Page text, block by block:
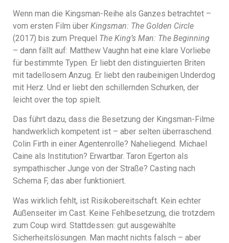
Wenn man die Kingsman-Reihe als Ganzes betrachtet –
vom ersten Film über Kingsman: The Golden Circle
(2017) bis zum Prequel The King’s Man: The Beginning
– dann fällt auf: Matthew Vaughn hat eine klare Vorliebe
für bestimmte Typen. Er liebt den distinguierten Briten
mit tadellosem Anzug. Er liebt den raubeinigen Underdog
mit Herz. Und er liebt den schillernden Schurken, der
leicht over the top spielt.
Das führt dazu, dass die Besetzung der Kingsman-Filme
handwerklich kompetent ist – aber selten überraschend.
Colin Firth in einer Agentenrolle? Naheliegend. Michael
Caine als Institution? Erwartbar. Taron Egerton als
sympathischer Junge von der Straße? Casting nach
Schema F, das aber funktioniert.
Was wirklich fehlt, ist Risikobereitschaft. Kein echter
Außenseiter im Cast. Keine Fehlbesetzung, die trotzdem
zum Coup wird. Stattdessen: gut ausgewählte
Sicherheitslösungen. Man macht nichts falsch – aber